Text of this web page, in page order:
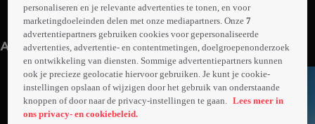
Meer
info
Anderen kijken ook
personaliseren en je relevante advertenties te tonen, en voor
marketingdoeleinden delen met onze mediapartners. Onze7
advertentiepartners gebruiken cookies voor gepersonaliseerde
advertenties, advertentie- en contentmetingen, doelgroepenonderzoek
en ontwikkeling van diensten. Sommige advertentiepartners kunnen
ook je precieze geolocatie hiervoor gebruiken. Je kunt je cookie-
instellingen opslaan of wijzigen door het gebruik van onderstaande
knoppen of door naar de privacy-instellingen te gaan.
Lees meer in
ons privacy- en cookiebeleid.